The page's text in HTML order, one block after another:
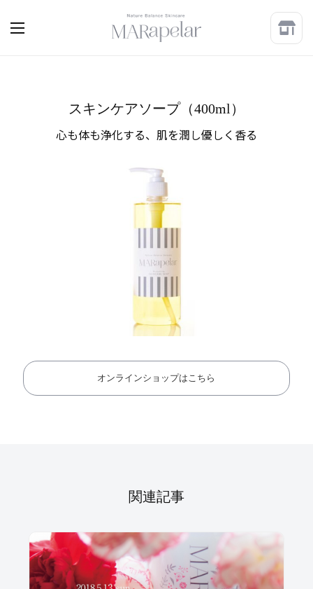
スキンケアソープ（400ml）
心も体も浄化する、肌を潤し優しく香る
オンラインショップはこちら
関連記事